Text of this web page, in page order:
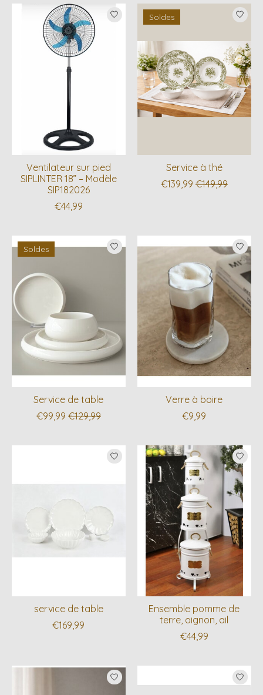
Ventilateur sur pied
SIPLINTER 18” – Modèle
SIP182026
€44,99
Soldes
Service à thé
€139,99 €149,99
Soldes
Service de table
€99,99 €129,99
Verre à boire
€9,99
service de table
€169,99
Ensemble pomme de
terre, oignon, ail
€44,99